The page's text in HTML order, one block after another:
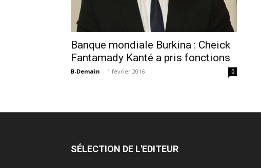
Banque mondiale Burkina : Cheick
Fantamady Kanté a pris fonctions
B-Demain - 1 février 2016 0
SÉLECTION DE L'EDITEUR